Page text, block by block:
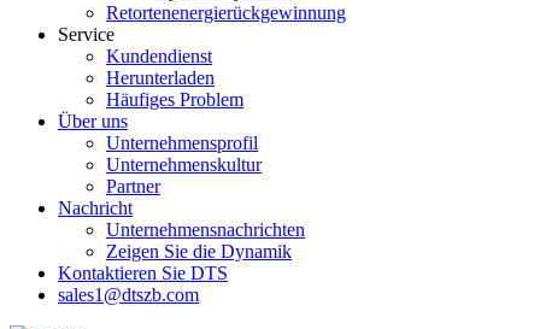
Retortenenergierückgewinnung
Service
Kundendienst
Herunterladen
Häufiges Problem
Über uns
Unternehmensprofil
Unternehmenskultur
Partner
Nachricht
Unternehmensnachrichten
Zeigen Sie die Dynamik
Kontaktieren Sie DTS
sales1@dtszb.com